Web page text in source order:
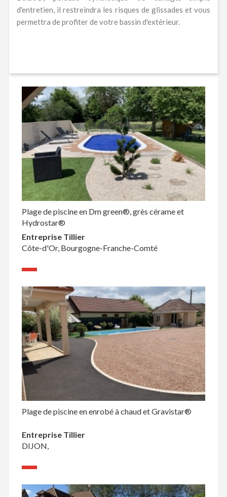
d'entretien, il restreindra les risques de glissades et vous
permettra de profiter de votre bassin d'extérieur.
Plage de piscine en Dm green®, grès cérame et
Hydrostar®
Entreprise Tillier
Côte-d'Or, Bourgogne-Franche-Comté
Plage de piscine en enrobé à chaud et Gravistar®
Entreprise Tillier
DIJON,